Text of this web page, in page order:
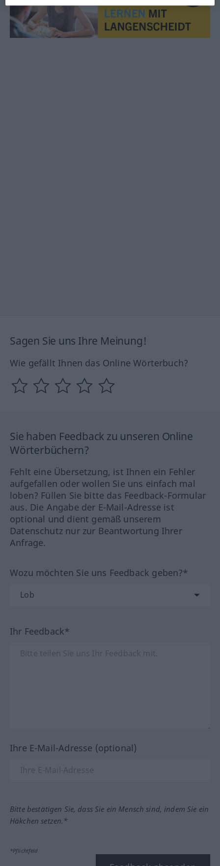
Sagen Sie uns Ihre Meinung!
Wie gefällt Ihnen das Online Wörterbuch?
Sie haben Feedback zu unseren Online
Wörterbüchern?
Fehlt eine Übersetzung, ist Ihnen ein Fehler
aufgefallen oder wollen Sie uns einfach mal
loben? Füllen Sie bitte das Feedback-Formular
aus. Die Angabe der E-Mail-Adresse ist
optional und dient gemäß unserem
Datenschutz nur zur Beantwortung Ihrer
Anfrage.
Wozu möchten Sie uns Feedback geben?*
Ihr Feedback*
Ihre E-Mail-Adresse (optional)
Bitte bestätigen Sie, dass Sie ein Mensch sind, indem Sie ein
Häkchen setzen.*
*Pflichtfeld